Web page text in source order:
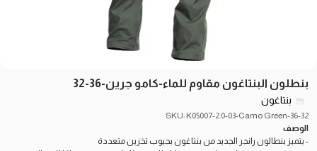
بنطلون البنتاغون مقاوم للماء-كامو جرين-36-32
بنتاغون
SKU: K05007-2.0-03-Camo Green-36-32
الوصف
- يتميز بنطالون رانجر الجديد من بنتاغون بجيوب تخزين متعددة